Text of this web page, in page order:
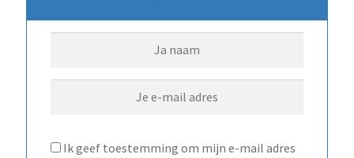
Ik geef toestemming om mijn e-mail adres